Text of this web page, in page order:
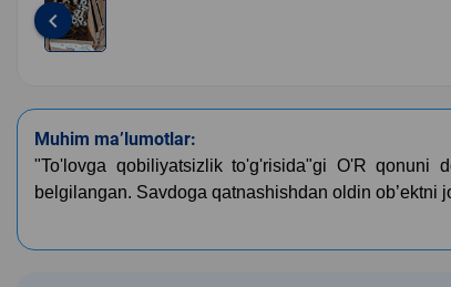
of
1
keyboard_arrow_left
Muhim ma’lumotlar:
"To'lovga qobiliyatsizlik to'g'risida"gi O'R qonuni
belgilangan. Savdoga qatnashishdan oldin ob’ektni